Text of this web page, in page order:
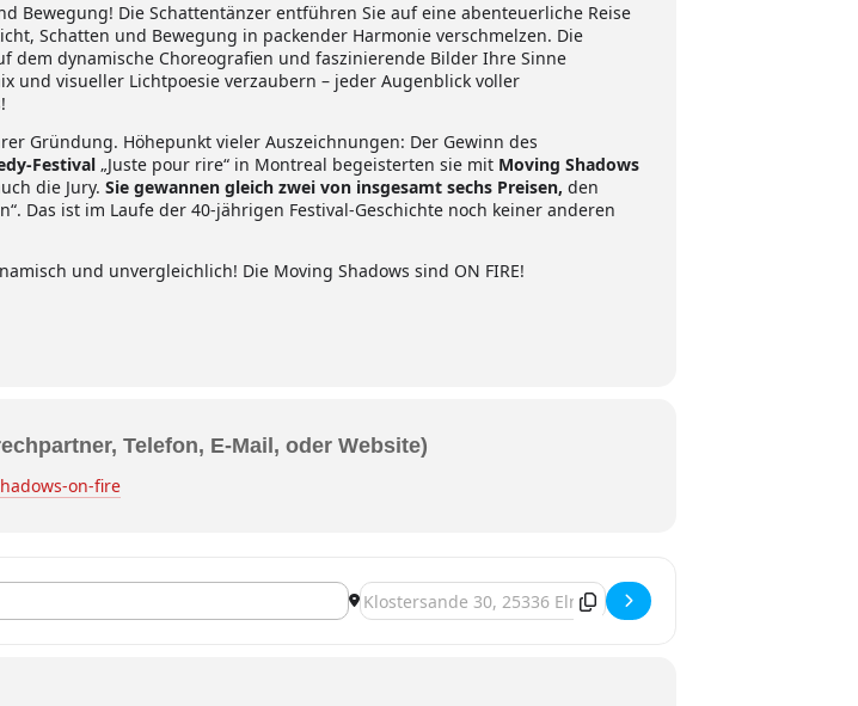
Bewegung! Die Schattentänzer entführen Sie auf eine abenteuerliche Reise
Schatten und Bewegung in packender Harmonie verschmelzen. Die
dem dynamische Choreografien und faszinierende Bilder Ihre Sinne
und visueller Lichtpoesie verzaubern – jeder Augenblick voller
Gründung. Höhepunkt vieler Auszeichnungen: Der Gewinn des
Festival „Juste pour rire“ in Montreal begeisterten sie mit Moving Shadows
die Jury. Sie gewannen gleich zwei von insgesamt sechs Preisen, den
Das ist im Laufe der 40-jährigen Festival-Geschichte noch keiner anderen
und unvergleichlich! Die Moving Shadows sind ON FIRE!
Telefon, E-Mail, oder Website)
on-fire
Destination Address - Elmshorn, Moving Shadows